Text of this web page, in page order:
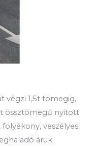
végzi 1,5t tömegig,
össztömegű nyitott
veszélyes
áruk